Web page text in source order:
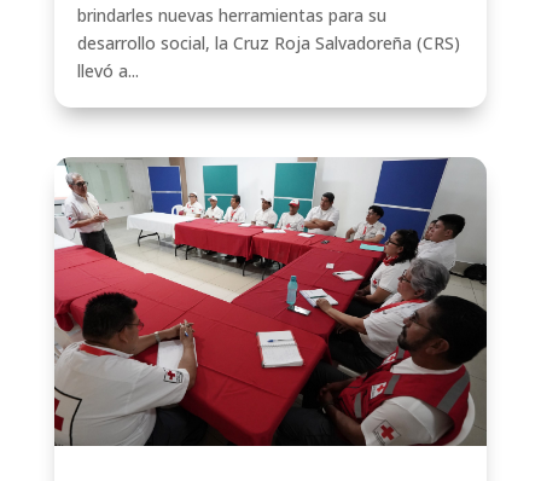
brindarles nuevas herramientas para su
desarrollo social, la Cruz Roja Salvadoreña (CRS)
llevó a...